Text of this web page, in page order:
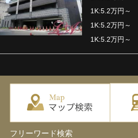
1K:5.2万円～
1K:5.2万円～
1K:5.2万円～
フリーワード検索